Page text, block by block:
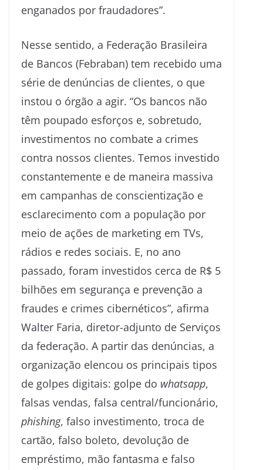
enganados por fraudadores”.
Nesse sentido, a Federação Brasileira
de Bancos (Febraban) tem recebido uma
série de denúncias de clientes, o que
instou o órgão a agir. “Os bancos não
têm poupado esforços e, sobretudo,
investimentos no combate a crimes
contra nossos clientes. Temos investido
constantemente e de maneira massiva
em campanhas de conscientização e
esclarecimento com a população por
meio de ações de marketing em TVs,
rádios e redes sociais. E, no ano
passado, foram investidos cerca de R$ 5
bilhões em segurança e prevenção a
fraudes e crimes cibernéticos”, afirma
Walter Faria, diretor-adjunto de Serviços
da federação. A partir das denúncias, a
organização elencou os principais tipos
de golpes digitais: golpe do whatsapp,
falsas vendas, falsa central/funcionário,
phishing, falso investimento, troca de
cartão, falso boleto, devolução de
empréstimo, mão fantasma e falso